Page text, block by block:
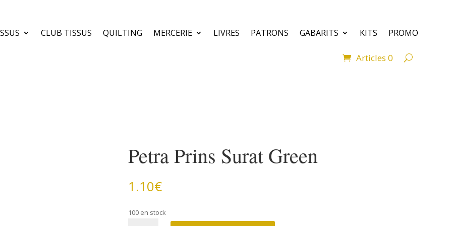
CLUB TISSUS QUILTING MERCERIE LIVRES PATRONS GABARITS KITS PROMO
Articles 0
Petra Prins Surat Green
1.10€
100 en stock